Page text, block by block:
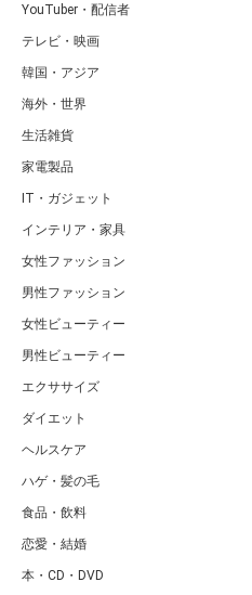
YouTuber・配信者
テレビ・映画
韓国・アジア
海外・世界
生活雑貨
家電製品
IT・ガジェット
インテリア・家具
女性ファッション
男性ファッション
女性ビューティー
男性ビューティー
エクササイズ
ダイエット
ヘルスケア
ハゲ・髪の毛
食品・飲料
恋愛・結婚
本・CD・DVD